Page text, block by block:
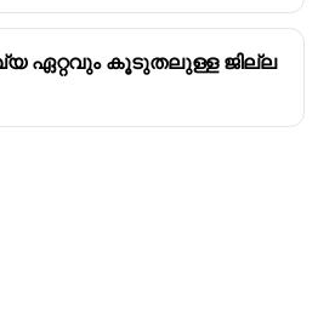
ഏറ്റവും കൂടുതലുള്ള ജില്ല